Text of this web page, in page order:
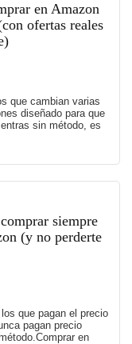
en Amazon
ofertas reales
que cambian varias
diseñado para que
sin método, es
siempre
(y no perderte
que pagan el precio
pagan precio
en